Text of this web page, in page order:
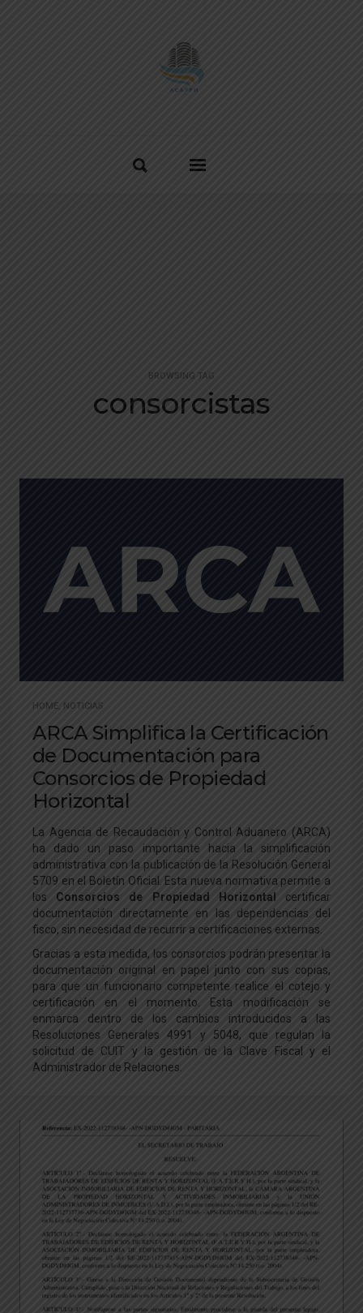
BROWSING TAG
consorcistas
HOME, NOTICIAS
ARCA Simplifica la Certificación
de Documentación para
Consorcios de Propiedad
Horizontal
La Agencia de Recaudación y Control Aduanero (ARCA)
ha dado un paso importante hacia la simplificación
administrativa con la publicación de la Resolución General
5709 en el Boletín Oficial. Esta nueva normativa permite a
los Consorcios de Propiedad Horizontal
certificar
documentación directamente en las dependencias del
fisco, sin necesidad de recurrir a certificaciones externas.
Gracias a esta medida, los consorcios podrán presentar la
documentación original en papel junto con sus copias,
para que un funcionario competente realice el cotejo y
certificación en el momento. Esta modificación se
enmarca dentro de los cambios introducidos a las
Resoluciones Generales 4991 y 5048, que regulan la
solicitud de CUIT y la gestión de la Clave Fiscal y el
Administrador de Relaciones.